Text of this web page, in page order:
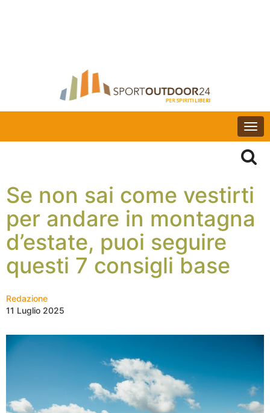
Se non sai come vestirti
per andare in montagna
d’estate, puoi seguire
questi 7 consigli base
Redazione
11 Luglio 2025